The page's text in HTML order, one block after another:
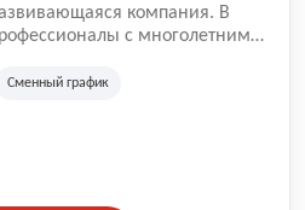
компания. В
с многолетним
накопленный опыт позволяют
Сменный график